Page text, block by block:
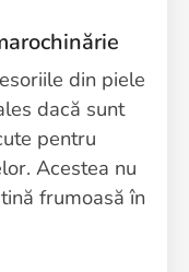
din piele
dacă sunt
pentru
Acestea nu
frumoasă în